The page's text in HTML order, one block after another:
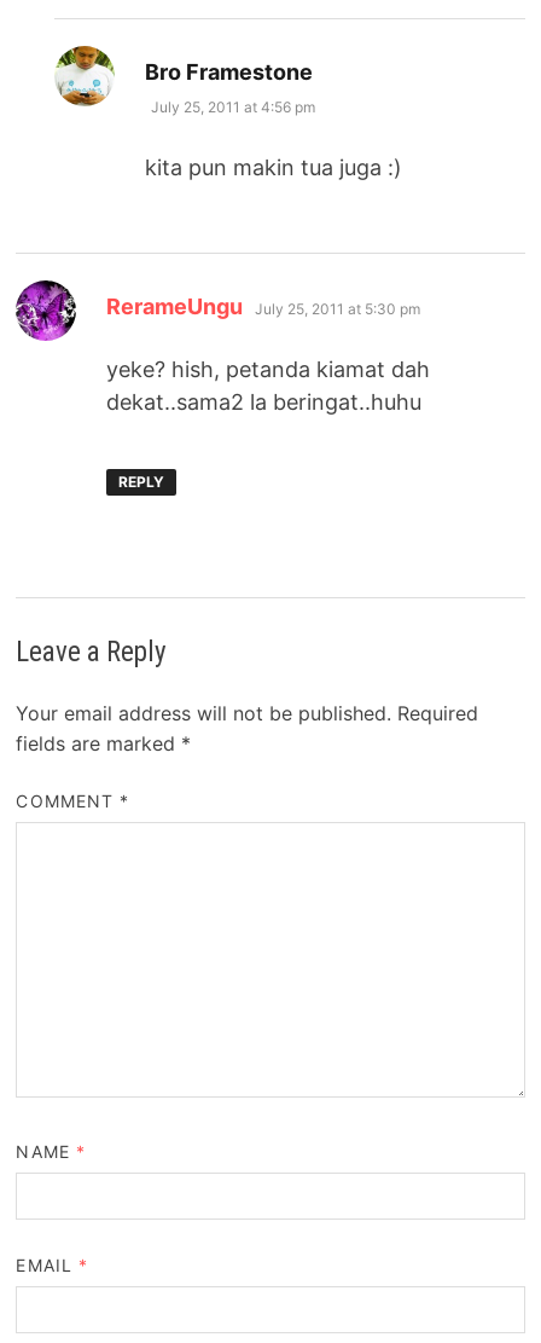
Bro Framestone
July 25, 2011 at 4:56 pm
kita pun makin tua juga :)
RerameUngu says:
July 25, 2011 at 5:30 pm
yeke? hish, petanda kiamat dah
dekat..sama2 la beringat..huhu
REPLY
Leave a Reply
Your email address will not be published. Required
fields are marked *
COMMENT *
NAME *
EMAIL *